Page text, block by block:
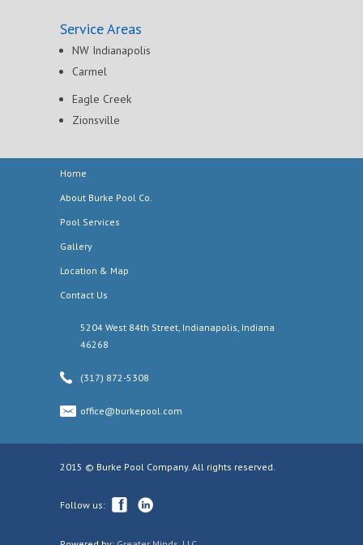
Service Areas
NW Indianapolis
Carmel
Eagle Creek
Zionsville
Home
About Burke Pool Co.
Pool Services
Gallery
Location & Map
Contact Us
5204 West 84th Street, Indianapolis, Indiana
46268
(317) 872-5308
office@burkepool.com
2015 © Burke Pool Company. All rights reserved.
Follow us: